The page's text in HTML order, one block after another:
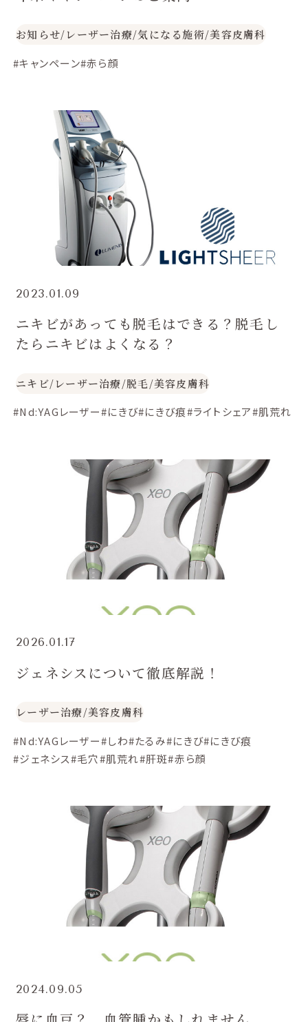
お知らせ/レーザー治療/気になる施術/美容皮膚科
#キャンペーン#赤ら顔
2023.01.09
ニキビがあっても脱毛はできる？脱毛し
たらニキビはよくなる？
ニキビ/レーザー治療/脱毛/美容皮膚科
#Nd:YAGレーザー#にきび#にきび痕#ライトシェア#肌荒れ
2026.01.17
ジェネシスについて徹底解説！
レーザー治療/美容皮膚科
#Nd:YAGレーザー#しわ#たるみ#にきび#にきび痕
#ジェネシス#毛穴#肌荒れ#肝斑#赤ら顔
2024.09.05